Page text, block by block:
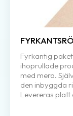
Fyrkantig
ihoprullade
med mera.
den inbyggda
Levereras platt